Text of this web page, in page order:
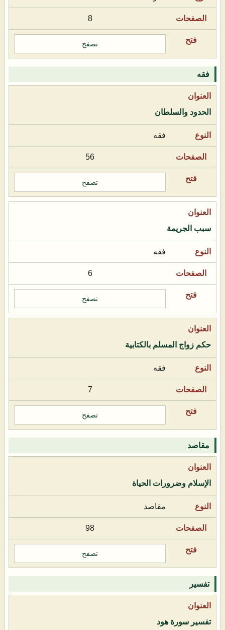
8
تصفح
فقه
الحدود والسلطان
فقه
56
تصفح
سبب الجريمة
فقه
6
تصفح
حكم زواج المسلم بالكتابية
فقه
7
تصفح
مقاصد
الإسلام وضرورات الحياة
مقاصد
98
تصفح
تفسير
تفسير سورة هود